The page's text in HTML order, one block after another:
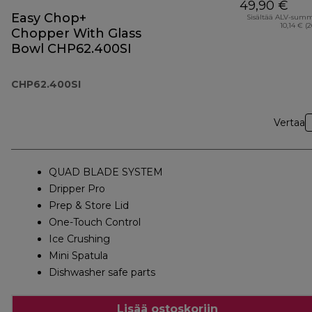
Easy Chop+
Chopper With Glass
Bowl CHP62.400SI
CHP62.400SI
49,90 €
Sisältää ALV-
10,14 €
Vertaa
QUAD BLADE SYSTEM
Dripper Pro
Prep & Store Lid
One-Touch Control
Ice Crushing
Mini Spatula
Dishwasher safe parts
Lisää ostoskoriin